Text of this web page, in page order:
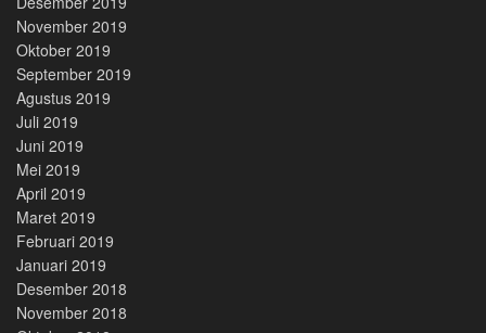
November 2019
Oktober 2019
September 2019
Agustus 2019
Juli 2019
Juni 2019
Mei 2019
April 2019
Maret 2019
Februari 2019
Januari 2019
Desember 2018
November 2018